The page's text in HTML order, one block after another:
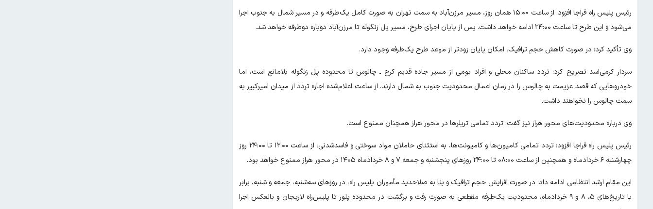
رئیس پلیس راه فراجا افزود: از ساعت ۱۵:۰۰ همان روز، مسیر مرزن‌آباد به سمت تهران به صورت کامل یک‌طرفه و در مسیر شمال به جنوب اجرا
می‌شود و این طرح تا ساعت ۲۴:۰۰ ادامه خواهد داشت. پس از پایان اجرای طرح، مسیر پل زنگوله تا مرزن‌آباد دوباره دوطرفه خواهد شد.
وی تأکید کرد: در صورت کاهش حجم ترافیک، امکان پایان زودتر از موعد طرح یک‌طرفه وجود دارد.
سردار کرمی‌اسد تصریح کرد: تردد ساکنان محلی و افراد بومی از مسیر جاده قدیم کرج ـ چالوس تا محدوده پل زنگوله بلامانع است، اما
خودروهایی که قصد عزیمت به چالوس را در زمان اعمال محدودیت جنوب به شمال دارند، از ساعت اعلام‌شده اجازه تردد از میدان امیرکبیر به
سمت چالوس را نخواهند داشت.
وی درباره محدودیت‌های محور هراز نیز گفت: تردد تمامی تریلرها در محور هراز همچنان ممنوع است.
رئیس پلیس راه فراجا افزود: تردد تمامی کامیون‌ها و کامیونت‌ها، به استثنای حاملان مواد سوختی و فاسدشدنی، از ساعت ۱۲:۰۰ تا ۲۴:۰۰ روز
چهارشنبه ۶ خردادماه و همچنین از ساعت ۰۸:۰۰ تا ۲۴:۰۰ روزهای پنجشنبه و جمعه ۷ و ۸ خردادماه ۱۴۰۵ در محور هراز ممنوع خواهد بود.
این مقام ارشد انتظامی ادامه داد: در صورت افزایش حجم ترافیک و بنا به صلاحدید مأموران پلیس راه، در روزهای سه‌شنبه، جمعه و شنبه، برابر
با تاریخ‌های ۵، ۸ و ۹ خردادماه، محدودیت یک‌طرفه مقطعی به صورت رفت و برگشت در محدوده پلور تا پلیس‌راه لاریجان و بالعکس اجرا